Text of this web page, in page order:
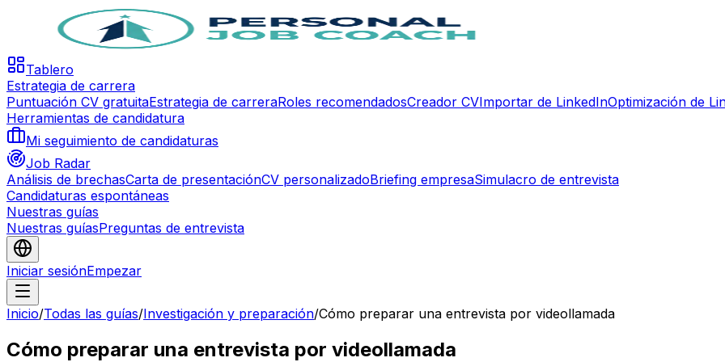
Tablero
Estrategia de carrera
Puntuación CV gratuitaEstrategia de carreraRoles recomendadosCreador CVImportar de LinkedInOptimización de
Herramientas de candidatura
Mi seguimiento de candidaturas
Job Radar
Análisis de brechasCarta de presentaciónCV personalizadoBriefing empresaSimulacro de entrevista
Candidaturas espontáneas
Nuestras guías
Nuestras guíasPreguntas de entrevista
Iniciar sesiónEmpezar
Inicio/Todas las guías/Investigación y preparación/Cómo preparar una entrevista por videollamada
Cómo preparar una entrevista por videollamada